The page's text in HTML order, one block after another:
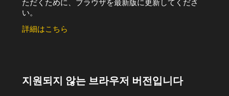
ただくために、ブラウザを最新版に更新してくださ
い。
詳細はこちら
지원되지 않는 브라우저 버전입니다